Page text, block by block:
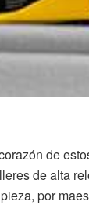
de
de alta
por